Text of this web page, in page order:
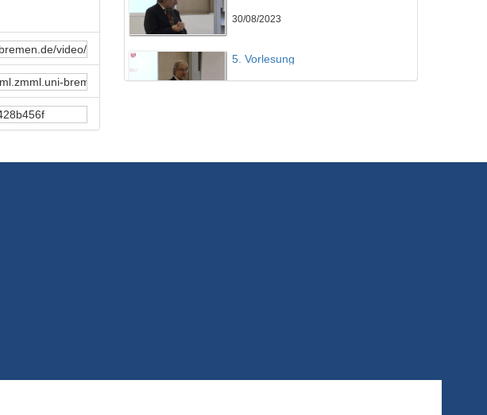
30/08/2023
5. Vorlesung
30/08/2023